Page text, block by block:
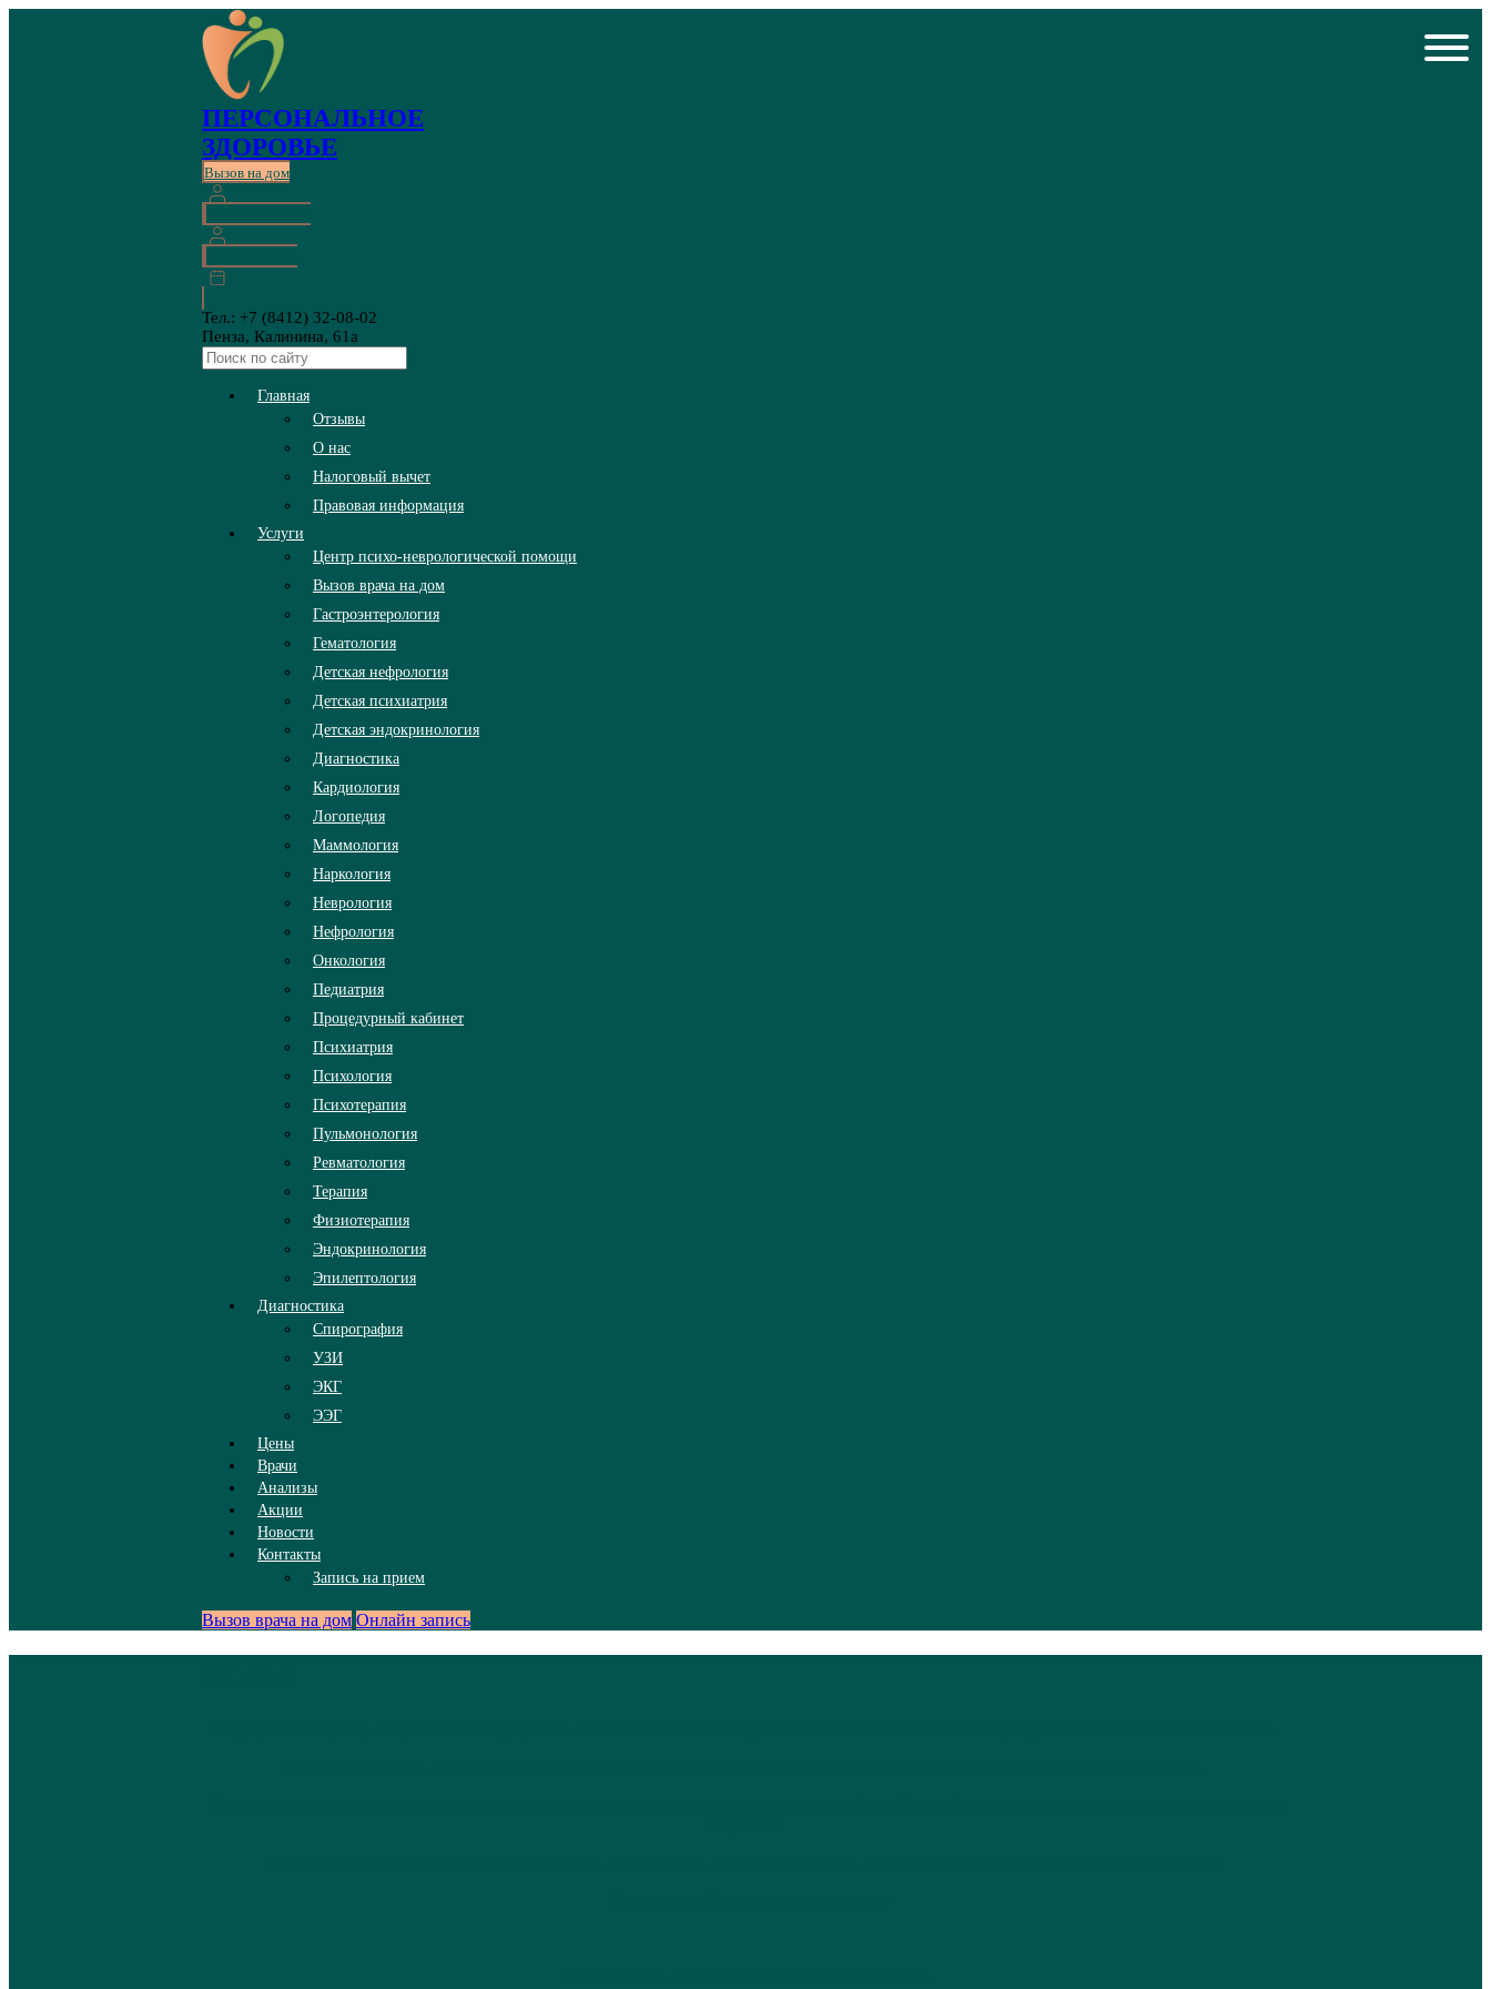
ПЕРСОНАЛЬНОЕ
ЗДОРОВЬЕ
Вызов на дом
Тел.: +7 (8412) 32-08-02
Пенза, Калинина, 61а
Главная
Отзывы
О нас
Налоговый вычет
Правовая информация
Услуги
Центр психо-неврологической помощи
Вызов врача на дом
Гастроэнтерология
Гематология
Детская нефрология
Детская психиатрия
Детская эндокринология
Диагностика
Кардиология
Логопедия
Маммология
Наркология
Неврология
Нефрология
Онкология
Педиатрия
Процедурный кабинет
Психиатрия
Психология
Психотерапия
Пульмонология
Ревматология
Терапия
Физиотерапия
Эндокринология
Эпилептология
Диагностика
Спирография
УЗИ
ЭКГ
ЭЭГ
Цены
Врачи
Анализы
Акции
Новости
Контакты
Запись на прием
Вызов врача на дом Онлайн запись